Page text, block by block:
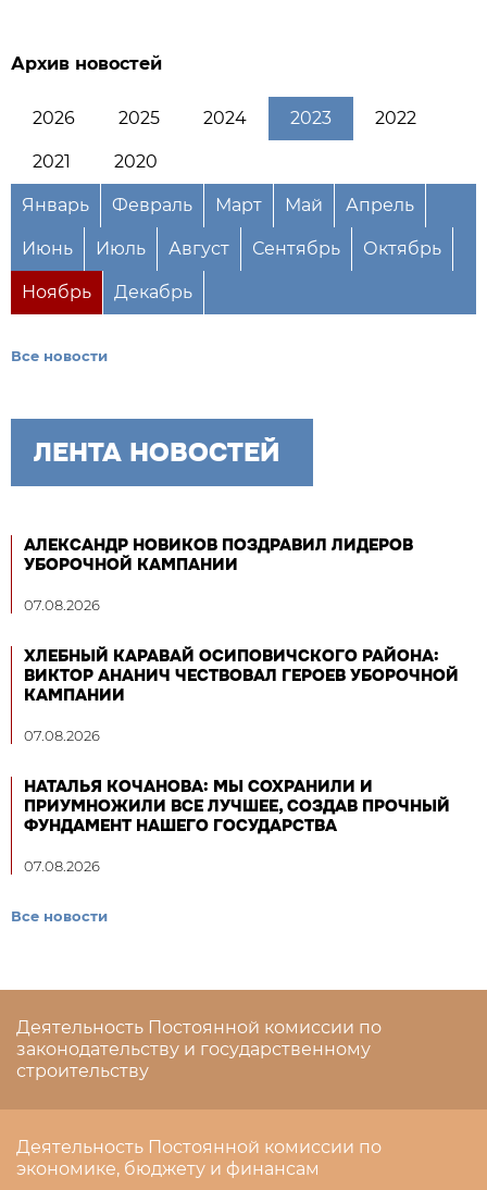
Архив новостей
2026 2025 2024 2023 2022
2021 2020
Январь Февраль Март Май Апрель
Июнь Июль Август Сентябрь Октябрь
Ноябрь Декабрь
Все новости
ЛЕНТА НОВОСТЕЙ
АЛЕКСАНДР НОВИКОВ ПОЗДРАВИЛ ЛИДЕРОВ
УБОРОЧНОЙ КАМПАНИИ
07.08.2026
ХЛЕБНЫЙ КАРАВАЙ ОСИПОВИЧСКОГО РАЙОНА:
ВИКТОР АНАНИЧ ЧЕСТВОВАЛ ГЕРОЕВ УБОРОЧНОЙ
КАМПАНИИ
07.08.2026
НАТАЛЬЯ КОЧАНОВА: МЫ СОХРАНИЛИ И
ПРИУМНОЖИЛИ ВСЕ ЛУЧШЕЕ, СОЗДАВ ПРОЧНЫЙ
ФУНДАМЕНТ НАШЕГО ГОСУДАРСТВА
07.08.2026
Все новости
Деятельность Постоянной комиссии по
законодательству и государственному
строительству
Деятельность Постоянной комиссии по
экономике, бюджету и финансам